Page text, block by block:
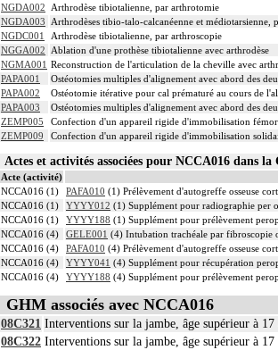
NGDA002 Arthrodèse tibiotalienne, par arthrotomie
NGDA003 Arthrodèses tibio-talo-calcanéenne et médiotarsienne,
NGDC001
Arthrodèse tibiotalienne, par arthroscopie
NGGA002 Ablation d'une prothèse tibiotalienne avec arthrodèse
NGMA001 Reconstruction de l'articulation de la cheville avec
PAPA001
Ostéotomies multiples d'alignement avec abord des
PAPA002
Ostéotomie itérative pour cal prématuré au cours de
PAPA003
Ostéotomies multiples d'alignement avec abord des
ZEMP005
Confection d'un appareil rigide d'immobilisation
ZEMP009
Confection d'un appareil rigide d'immobilisation
Actes et activités associées pour NCCA016 dans
Acte (activité)
NCCA016 (1)
PAFA010 (1) Prélèvement d'autogreffe osseuse
NCCA016 (1)
YYYY012 (1) Supplément pour radiographie per
NCCA016 (1)
YYYY188 (1) Supplément pour prélèvement
NCCA016 (4)
GELE001 (4) Intubation trachéale par fibroscopie
NCCA016 (4)
PAFA010 (4) Prélèvement d'autogreffe osseuse
NCCA016 (4)
YYYY041 (4) Supplément pour récupération
NCCA016 (4)
YYYY188 (4) Supplément pour prélèvement
GHM associés avec NCCA016
08C321 Interventions sur la jambe, âge supérieur à 17
08C322 Interventions sur la jambe, âge supérieur à 17